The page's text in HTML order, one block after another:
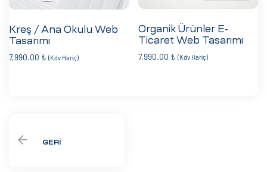
Kreş / Ana Okulu Web
Tasarımı
7,990.00 ₺ (Kdv Hariç)
Organik Ürünler E-
Ticaret Web Tasarımı
7,990.00 ₺ (Kdv Hariç)
GERI